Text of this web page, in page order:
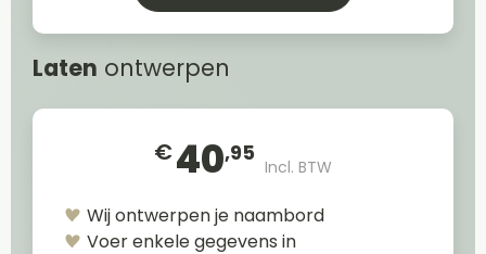
Laten ontwerpen
€40,95
Incl. BTW
Wij ontwerpen je naambord
Voer enkele gegevens in